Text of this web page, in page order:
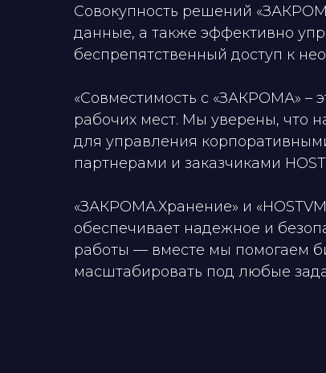
Совокупность решений
данные, а также эффективно
беспрепятственный доступ к
«Совместимость с «ЗАКРОМА» –
рабочих мест. Мы уверены, что
для управления
партнерами и заказчиками
«ЗАКРОМА.Хранение» и
обеспечивает надежное и
работы — вместе мы помогаем
масштабировать под любые